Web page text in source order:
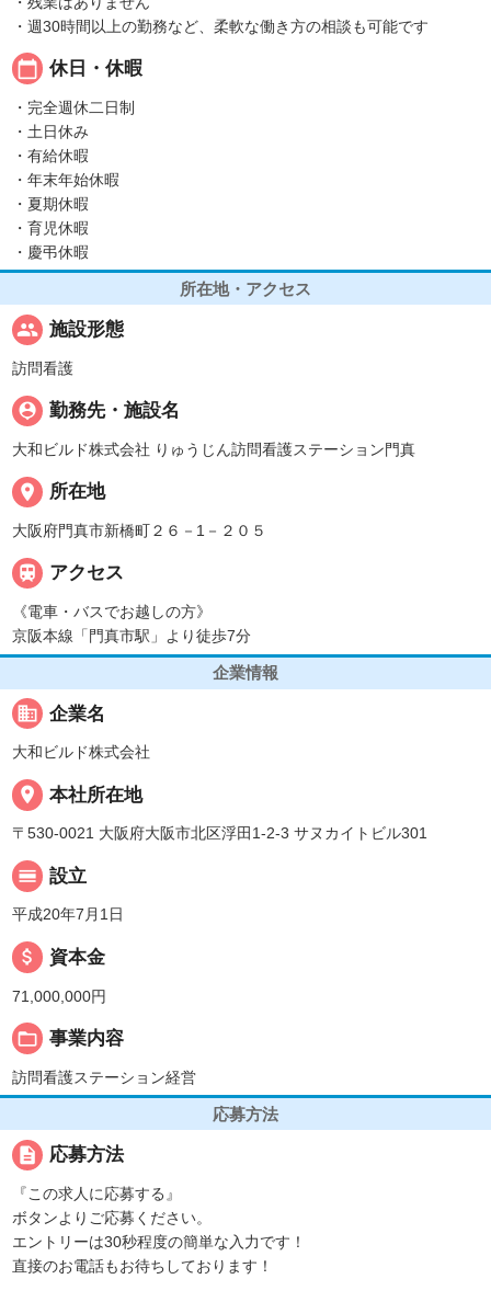
・週30時間以上の勤務など、柔軟な働き方の相談も可能です
calendar_today 休日・休暇
・完全週休二日制
・土日休み
・有給休暇
・年末年始休暇
・夏期休暇
・育児休暇
・慶弔休暇
所在地・アクセス
people 施設形態
訪問看護
person_pin 勤務先・施設名
大和ビルド株式会社 りゅうじん訪問看護ステーション門真
place 所在地
大阪府門真市新橋町２６－1－２０５
 アクセス
《電車・バスでお越しの方》
京阪本線「門真市駅」より徒歩7分
企業情報
business 企業名
大和ビルド株式会社
place 本社所在地
〒530-0021 大阪府大阪市北区浮田1-2-3 サヌカイトビル301
calendar_view_day 設立
平成20年7月1日
attach_money 資本金
71,000,000円
folder_open 事業内容
訪問看護ステーション経営
応募方法
description 応募方法
『この求人に応募する』
ボタンよりご応募ください。
エントリーは30秒程度の簡単な入力です！
直接のお電話もお待ちしております！